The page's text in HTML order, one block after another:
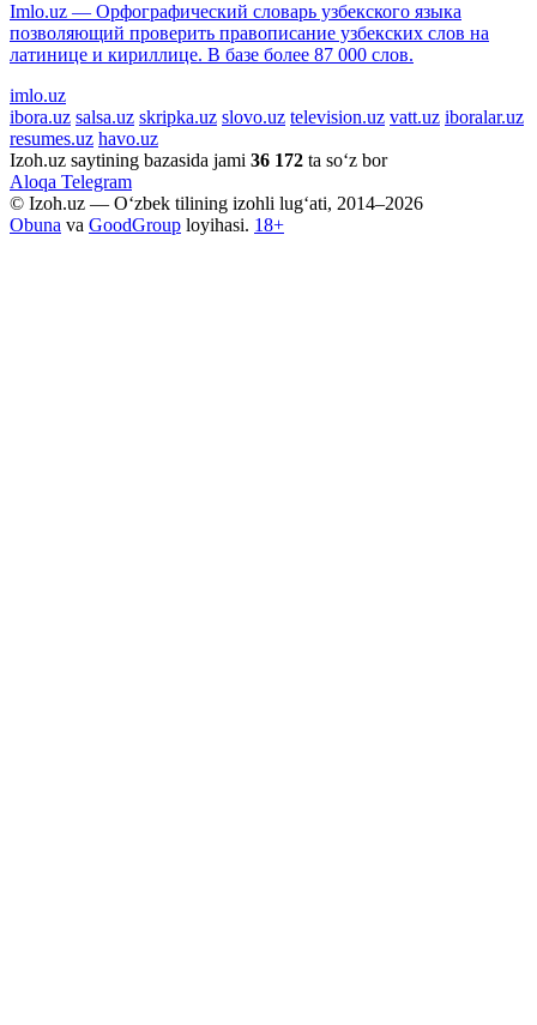
Imlo.uz — Орфографический словарь узбекского языка
позволяющий проверить правописание узбекских слов на
латинице и кириллице. В базе более 87 000 слов.
imlo.uz
ibora.uz salsa.uz skripka.uz slovo.uz television.uz vatt.uz iboralar.uz
resumes.uz havo.uz
Izoh.uz saytining bazasida jami 36 172 ta so‘z bor
Aloqa Telegram
© Izoh.uz — O‘zbek tilining izohli lug‘ati, 2014–2026
Obuna va GoodGroup loyihasi. 18+